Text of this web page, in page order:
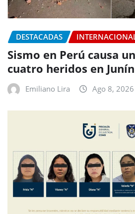
DESTACADAS
Sismo en Perú causa
cuatro heridos en Junín
Emiliano Lira Ago 8, 2026